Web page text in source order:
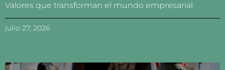
Valores que transforman el mundo empresarial
julio 27, 2026